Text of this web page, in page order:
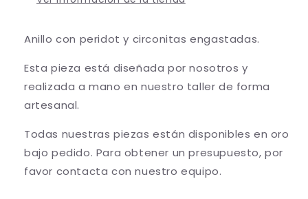
Anillo con peridot y circonitas engastadas.
Esta pieza está diseñada por nosotros y
realizada a mano en nuestro taller de forma
artesanal.
Todas nuestras piezas están disponibles en oro
bajo pedido. Para obtener un presupuesto, por
favor contacta con nuestro equipo.